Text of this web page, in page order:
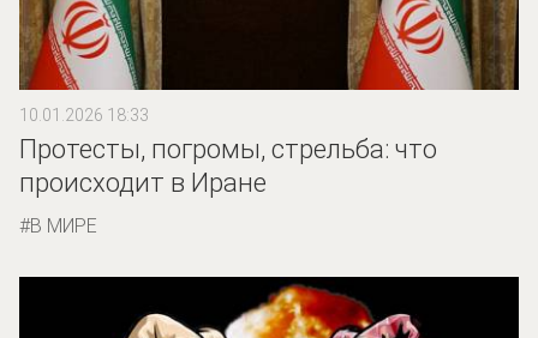
10.01.2026 18:33
Протесты, погромы, стрельба: что
происходит в Иране
В МИРЕ